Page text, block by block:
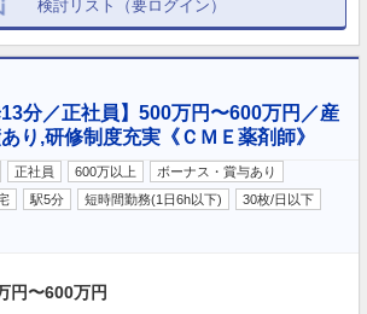
検討リスト（要ログイン）
分／正社員】500万円〜600万円／産
り,研修制度充実《ＣＭＥ薬剤師》
正社員 600万以上
ボーナス・賞与あり
駅5分 短時間勤務(1日6h以下)
30枚/日以下
円〜600万円